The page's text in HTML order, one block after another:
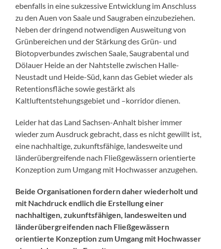
ebenfalls in eine sukzessive Entwicklung im Anschluss
zu den Auen von Saale und Saugraben einzubeziehen.
Neben der dringend notwendigen Ausweitung von
Grünbereichen und der Stärkung des Grün- und
Biotopverbundes zwischen Saale, Saugrabental und
Dölauer Heide an der Nahtstelle zwischen Halle-
Neustadt und Heide-Süd, kann das Gebiet wieder als
Retentionsfläche sowie gestärkt als
Kaltluftentstehungsgebiet und –korridor dienen.
Leider hat das Land Sachsen-Anhalt bisher immer
wieder zum Ausdruck gebracht, dass es nicht gewillt ist,
eine nachhaltige, zukunftsfähige, landesweite und
länderübergreifende nach Fließgewässern orientierte
Konzeption zum Umgang mit Hochwasser anzugehen.
Beide Organisationen fordern daher wiederholt und
mit Nachdruck endlich die Erstellung einer
nachhaltigen, zukunftsfähigen, landesweiten und
länderübergreifenden nach Fließgewässern
orientierte Konzeption zum Umgang mit Hochwasser